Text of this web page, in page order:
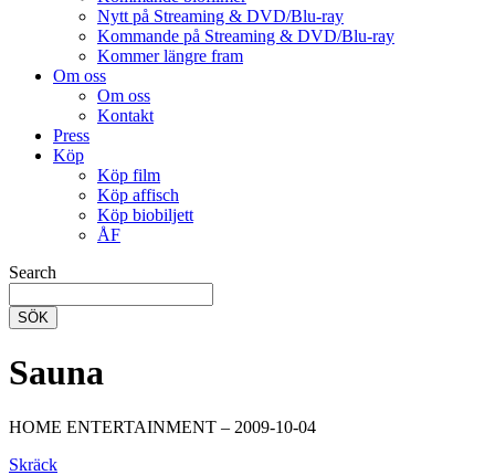
Nytt på Streaming & DVD/Blu-ray
Kommande på Streaming & DVD/Blu-ray
Kommer längre fram
Om oss
Om oss
Kontakt
Press
Köp
Köp film
Köp affisch
Köp biobiljett
ÅF
Search
SÖK
Sauna
HOME ENTERTAINMENT – 2009-10-04
Skräck